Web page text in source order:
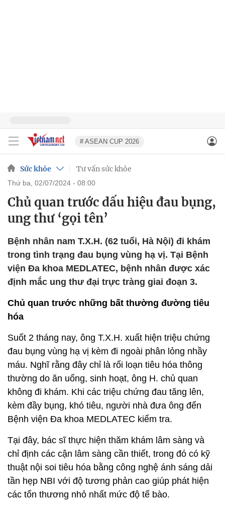
# ASEAN CUP 2026
Sức khỏe Tư vấn sức khỏe
thứ ba, 02/07/2024 - 08:00
Chủ quan trước dấu hiệu đau bụng,
ung thư ‘gọi tên’
Bệnh nhân nam T.X.H. (62 tuổi, Hà Nội) đi khám
trong tình trạng đau bụng vùng hạ vị. Tại Bệnh
viện Đa khoa MEDLATEC, bệnh nhân được xác
định mắc ung thư đại trực tràng giai đoạn 3.
Chủ quan trước những bất thường đường tiêu
hóa
Suốt 2 tháng nay, ông T.X.H. xuất hiện triệu chứng
đau bụng vùng hạ vị kèm đi ngoài phân lỏng nhầy
máu. Nghĩ rằng đây chỉ là rối loạn tiêu hóa thông
thường do ăn uống, sinh hoạt, ông H. chủ quan
không đi khám. Khi các triệu chứng đau tăng lên,
kèm đầy bụng, khó tiêu, người nhà đưa ông đến
Bệnh viện Đa khoa MEDLATEC kiểm tra.
Tại đây, bác sĩ thực hiện thăm khám lâm sàng và
chỉ định các cận lâm sàng cần thiết, trong đó có kỹ
thuật nội soi tiêu hóa bằng công nghệ ánh sáng dải
tần hẹp NBI với độ tương phản cao giúp phát hiện
các tổn thương nhỏ nhất mức độ tế bào.